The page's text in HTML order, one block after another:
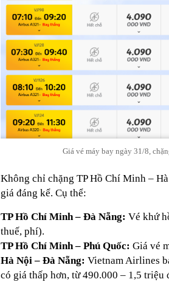
Giá vé máy bay ngày 31/8,
Không chỉ chặng TP Hồ Chí Minh –
giá đáng kể. Cụ thể:
TP Hồ Chí Minh – Đà Nẵng: Vé khứ
thuế, phí).
TP Hồ Chí Minh – Phú Quốc: Giá vé
Hà Nội – Đà Nẵng: Vietnam Airlines
có giá thấp hơn, từ 490.000 – 1,5